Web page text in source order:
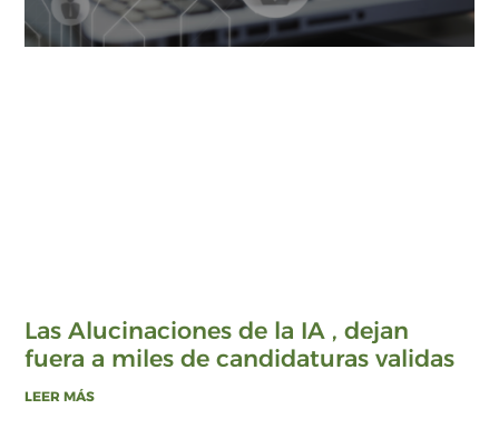
Las Alucinaciones de la IA , dejan
fuera a miles de candidaturas validas
LEER MÁS